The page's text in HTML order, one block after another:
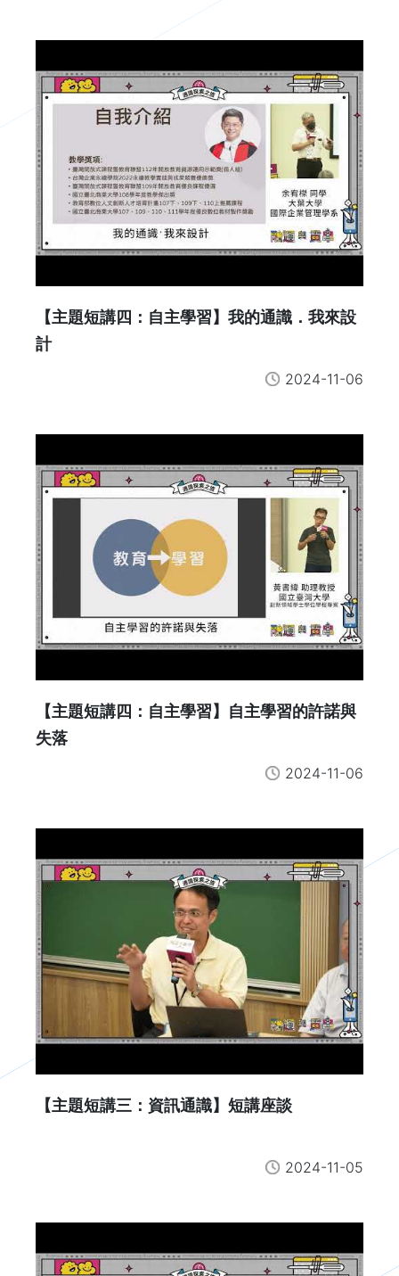
【主題短講四：自主學習】我的通識．我來設
計
2024-11-06
【主題短講四：自主學習】自主學習的許諾與
失落
2024-11-06
【主題短講三：資訊通識】短講座談
2024-11-05